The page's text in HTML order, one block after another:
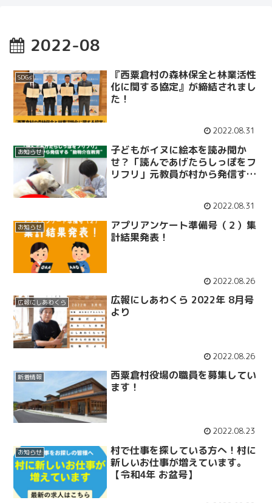
2022-08
SDGs
『西粟倉村の森林保全と林業活性
化に関する協定』が締結されまし
た！
2022.08.31
お知らせ
子どもがイヌに絵本を読み聞か
せ？「読んであげたらしっぽをフ
リフリ」元教員が村から発信する
2022.08.31
お知らせ
アプリアンケート準備号（２）集
計結果発表！
2022.08.26
広報にしあわくら
広報にしあわくら 2022年 8月号
より
2022.08.26
新着情報
西粟倉村役場の職員を募集してい
ます！
2022.08.23
お知らせ
村で仕事を探している方へ！村に
新しいお仕事が増えています。
【令和4年 お盆号】